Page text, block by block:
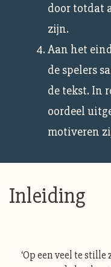
door totdat
zijn.
Aan het
de spelers
de tekst. In
oordeel
motiveren
Inleiding
‘Op een veel te